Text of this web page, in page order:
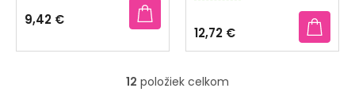
produktu
je
z
9,42 €
12,72 €
O
12 položiek celkom